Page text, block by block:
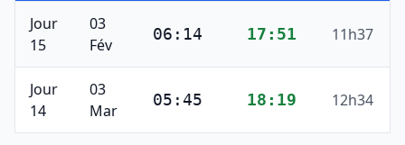
Jour
15
03
Fév
06:14 17:51 11h37
Jour
14
03
Mar
05:45 18:19 12h34